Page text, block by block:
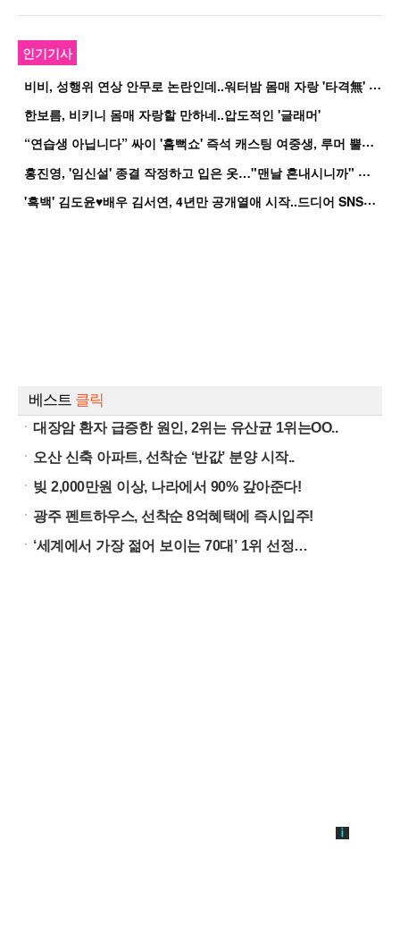
인기기사
비
비, 성행위 연상 안무로 논란인데..워터밤 몸매 자랑 '타격無' 근황
한보름, 비키니 몸매 자랑할 만하네..압도적인 '글래머'
“
연습생 아닙니다” 싸이 '흠뻑쇼' 즉석 캐스팅 여중생, 루머 뿔났다[Oh!쎈 이...
홍
진영, '임신설' 종결 작정하고 입은 옷…"맨날 혼내시니까" 억울
'
흑백' 김도윤♥배우 김서연, 4년만 공개열애 시작..드디어 SNS에 노출 [핫피...